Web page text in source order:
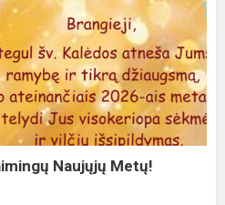
Naujųjų Metų!